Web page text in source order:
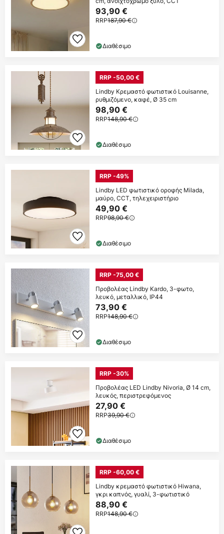
93,90 €
RRP187,90 €
Διαθέσιμο
RRP -50,00 €
Lindby Κρεμαστό φωτιστικό Louisanne,
ρυθμιζόμενο, καφέ, Ø 35 cm
98,90 €
RRP148,90 €
Διαθέσιμο
RRP -49%
Lindby LED φωτιστικό οροφής Milada,
μαύρο, CCT, τηλεχειριστήριο
49,90 €
RRP98,90 €
Διαθέσιμο
RRP -75,00 €
Προβολέας Lindby Kardo, 3-φωτο,
λευκό, μεταλλικό, IP44
73,90 €
RRP148,90 €
Διαθέσιμο
RRP -30%
Προβολέας LED Lindby Nivoria, Ø 14 cm,
λευκός, περιστρεφόμενος
27,90 €
RRP39,90 €
Διαθέσιμο
RRP -60,00 €
Lindby κρεμαστό φωτιστικό Hiwana,
γκρι καπνός, γυαλί, 3-φωτιστικό
88,90 €
RRP148,90 €